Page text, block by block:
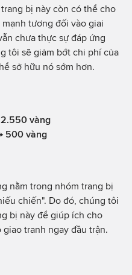
bị này còn có thể cho
tương đối vào giai
chưa thực sự đáp ứng
tôi sẽ giảm bớt chi phí của
sở hữu nó sớm hơn.
2.550 vàng
500 vàng
nằm trong nhóm trang bị
chiến". Do đó, chúng tôi
bị này để giúp ích cho
tranh ngay đầu trận.